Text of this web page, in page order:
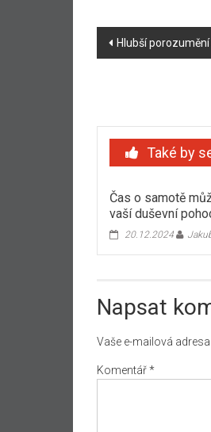
Navigace
Hlubší
Také by
Čas o samotě
vaší duševní
20.12.2024
Napsat
Vaše e-mailová adresa
Komentář*